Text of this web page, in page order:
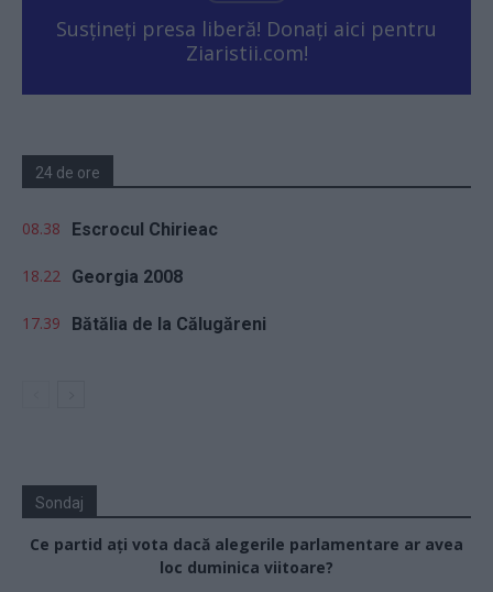
Susțineți presa liberă! Donați aici pentru
Ziaristii.com!
24 de ore
08.38 Escrocul Chirieac
18.22 Georgia 2008
17.39 Bătălia de la Călugăreni
Sondaj
Ce partid ați vota dacă alegerile parlamentare ar avea
loc duminica viitoare?